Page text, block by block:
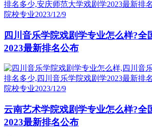
院校专业2023/12/9
四川音乐学院戏剧学专业怎么样?全
2023最新排名公布
院校专业2023/12/9
云南艺术学院戏剧学专业怎么样?全
2023最新排名公布